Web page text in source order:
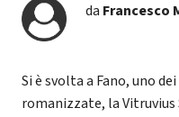
da Francesco
Si è svolta a Fano, uno
romanizzate, la Vitruvius